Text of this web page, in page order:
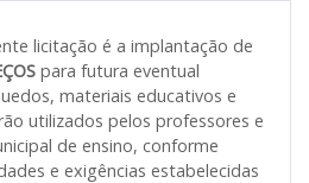
licitação é a implantação de
para futura eventual
materiais educativos e
utilizados pelos professores e
de ensino, conforme
e exigências estabelecidas